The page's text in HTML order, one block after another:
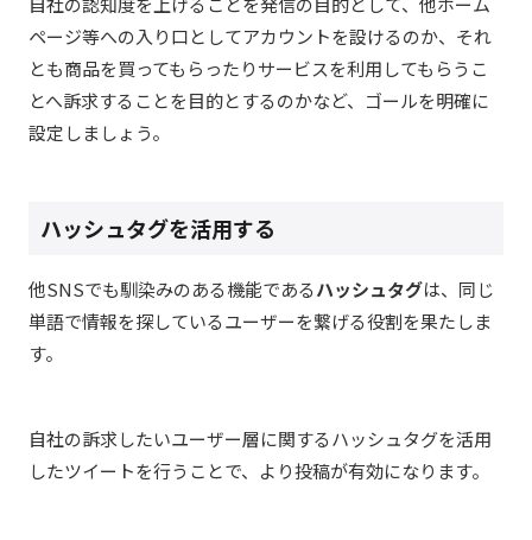
ページ等への入り口としてアカウントを設けるのか、それ
とも商品を買ってもらったりサービスを利用してもらうこ
とへ訴求することを目的とするのかなど、ゴールを明確に
設定しましょう。
ハッシュタグを活用する
他SNSでも馴染みのある機能であるハッシュタグは、 同じ
単語で情報を探しているユーザーを繋げる役割を果たしま
す。
自社の訴求したいユーザー層に関するハッシュタグを活用
したツイートを行うことで、より投稿が有効になります。